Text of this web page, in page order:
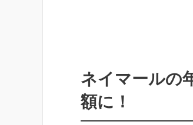
ネイマールの
額に！